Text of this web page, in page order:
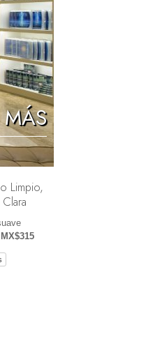
Laboral
Limpio,